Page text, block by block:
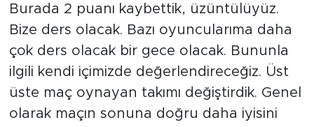
Burada 2 puanı kaybettik, üzüntülüyüz.
Bize ders olacak. Bazı oyuncularıma daha
çok ders olacak bir gece olacak. Bununla
ilgili kendi içimizde değerlendireceğiz. Üst
üste maç oynayan takımı değiştirdik. Genel
olarak maçın sonuna doğru daha iyisini